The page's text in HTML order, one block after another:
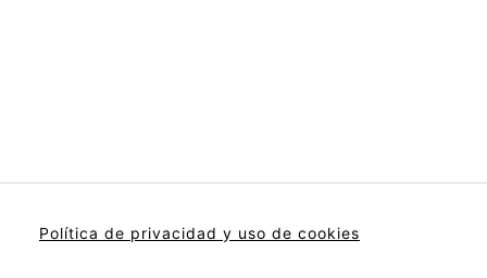
Política de privacidad y uso de cookies